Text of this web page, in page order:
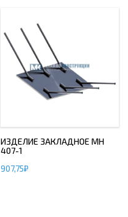
ИЗДЕЛИЕ ЗАКЛАДНОЕ МН
407-1
907,75₽